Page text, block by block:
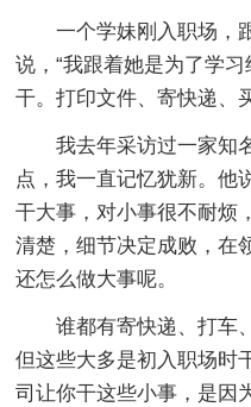
一个学妹刚入职场，
说，“我跟着她是为了学
干。打印文件、寄快递
我去年采访过一家知名
点，我一直记忆犹新。他
干大事，对小事很不耐烦
清楚，细节决定成败，在
还怎么做大事呢。
谁都有寄快递、打车、
但这些大多是初入职场时
司让你干这些小事，是因